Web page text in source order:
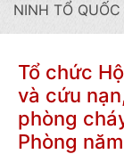
NINH TỔ QUỐC
Tổ chức
và cứu
phòng
Phòng